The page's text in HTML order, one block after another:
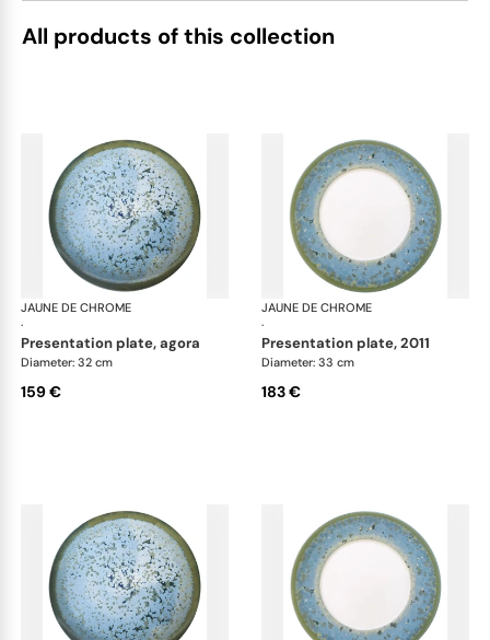
All products of this collection
JAUNE DE CHROME
·
Nymphéa
presentation plate, agora
Diameter: 32 cm
159 €
JAUNE DE CHROME
·
presentation plate, 2011
Diameter: 33 cm
183 €